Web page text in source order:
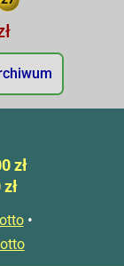
zł
•